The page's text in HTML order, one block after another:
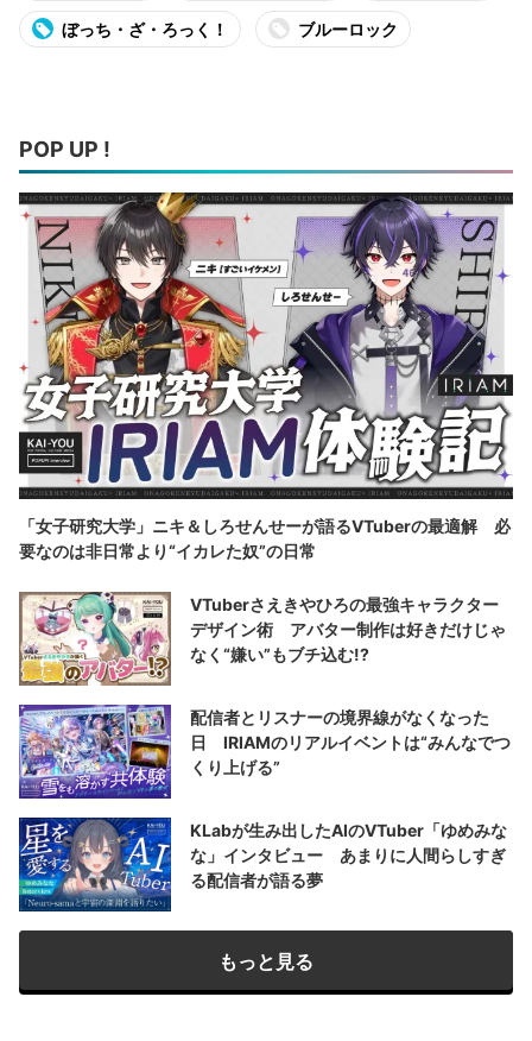
ぼっち・ざ・ろっく！ ブルーロック
POP UP !
「女子研究大学」ニキ＆しろせんせーが語るVTuberの最適解 必
要なのは非日常より“イカレた奴”の日常
VTuberさえきやひろの最強キャラクター
デザイン術 アバター制作は好きだけじゃ
なく“嫌い”もブチ込む!?
配信者とリスナーの境界線がなくなった
日 IRIAMのリアルイベントは“みんなでつ
くり上げる”
KLabが生み出したAIのVTuber「ゆめみな
な」インタビュー あまりに人間らしすぎ
る配信者が語る夢
もっと見る